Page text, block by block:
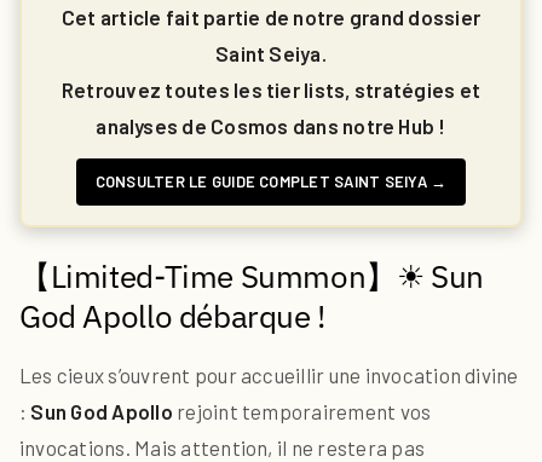
Cet article fait partie de notre grand dossier
Saint Seiya.
Retrouvez toutes les tier lists, stratégies et
analyses de Cosmos dans notre Hub !
CONSULTER LE GUIDE COMPLET SAINT SEIYA →
【Limited-Time Summon】☀ Sun
God Apollo débarque !
Les cieux s’ouvrent pour accueillir une invocation divine
: Sun God Apollo rejoint temporairement vos
invocations. Mais attention, il ne restera pas